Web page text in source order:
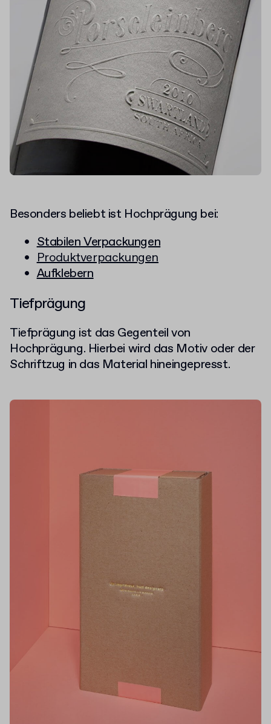
Besonders beliebt ist Hochprägung bei:
Stabilen Verpackungen
Produktverpackungen
Aufklebern
Tiefprägung
Tiefprägung ist das Gegenteil von
Hochprägung. Hierbei wird das Motiv oder der
Schriftzug in das Material hineingepresst.